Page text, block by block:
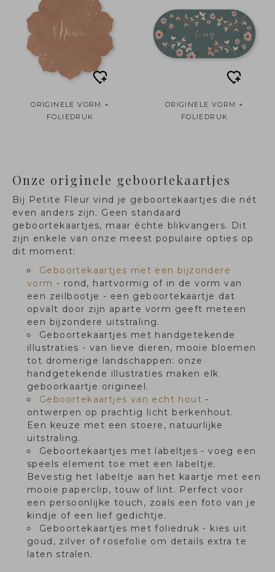
ORIGINELE VORM +
FOLIEDRUK
ORIGINELE VORM +
FOLIEDRUK
Onze originele geboortekaartjes
Bij Petite Fleur vind je geboortekaartjes die nét
even anders zijn. Geen standaard
geboortekaartjes, maar échte blikvangers. Dit
zijn enkele van onze meest populaire opties op
dit moment:
Geboortekaartjes met een bijzondere
vorm - rond, hartvormig of in de vorm van
een zeilbootje - een geboortekaartje dat
opvalt door zijn aparte vorm geeft meteen
een bijzondere uitstraling.
Geboortekaartjes met handgetekende
illustraties - van lieve dieren, mooie bloemen
tot dromerige landschappen: onze
handgetekende illustraties maken elk
geboorkaartje origineel.
Geboortekaartjes van echt hout -
ontwerpen op prachtig licht berkenhout.
Een keuze met een stoere, natuurlijke
uitstraling.
Geboortekaartjes met labeltjes - voeg een
speels element toe met een labeltje.
Bevestig het labeltje aan het kaartje met een
mooie paperclip, touw of lint. Perfect voor
een persoonlijke touch, zoals een foto van je
kindje of een lief gedichtje.
Geboortekaartjes met foliedruk - kies uit
goud, zilver of rosefolie om details extra te
laten stralen.